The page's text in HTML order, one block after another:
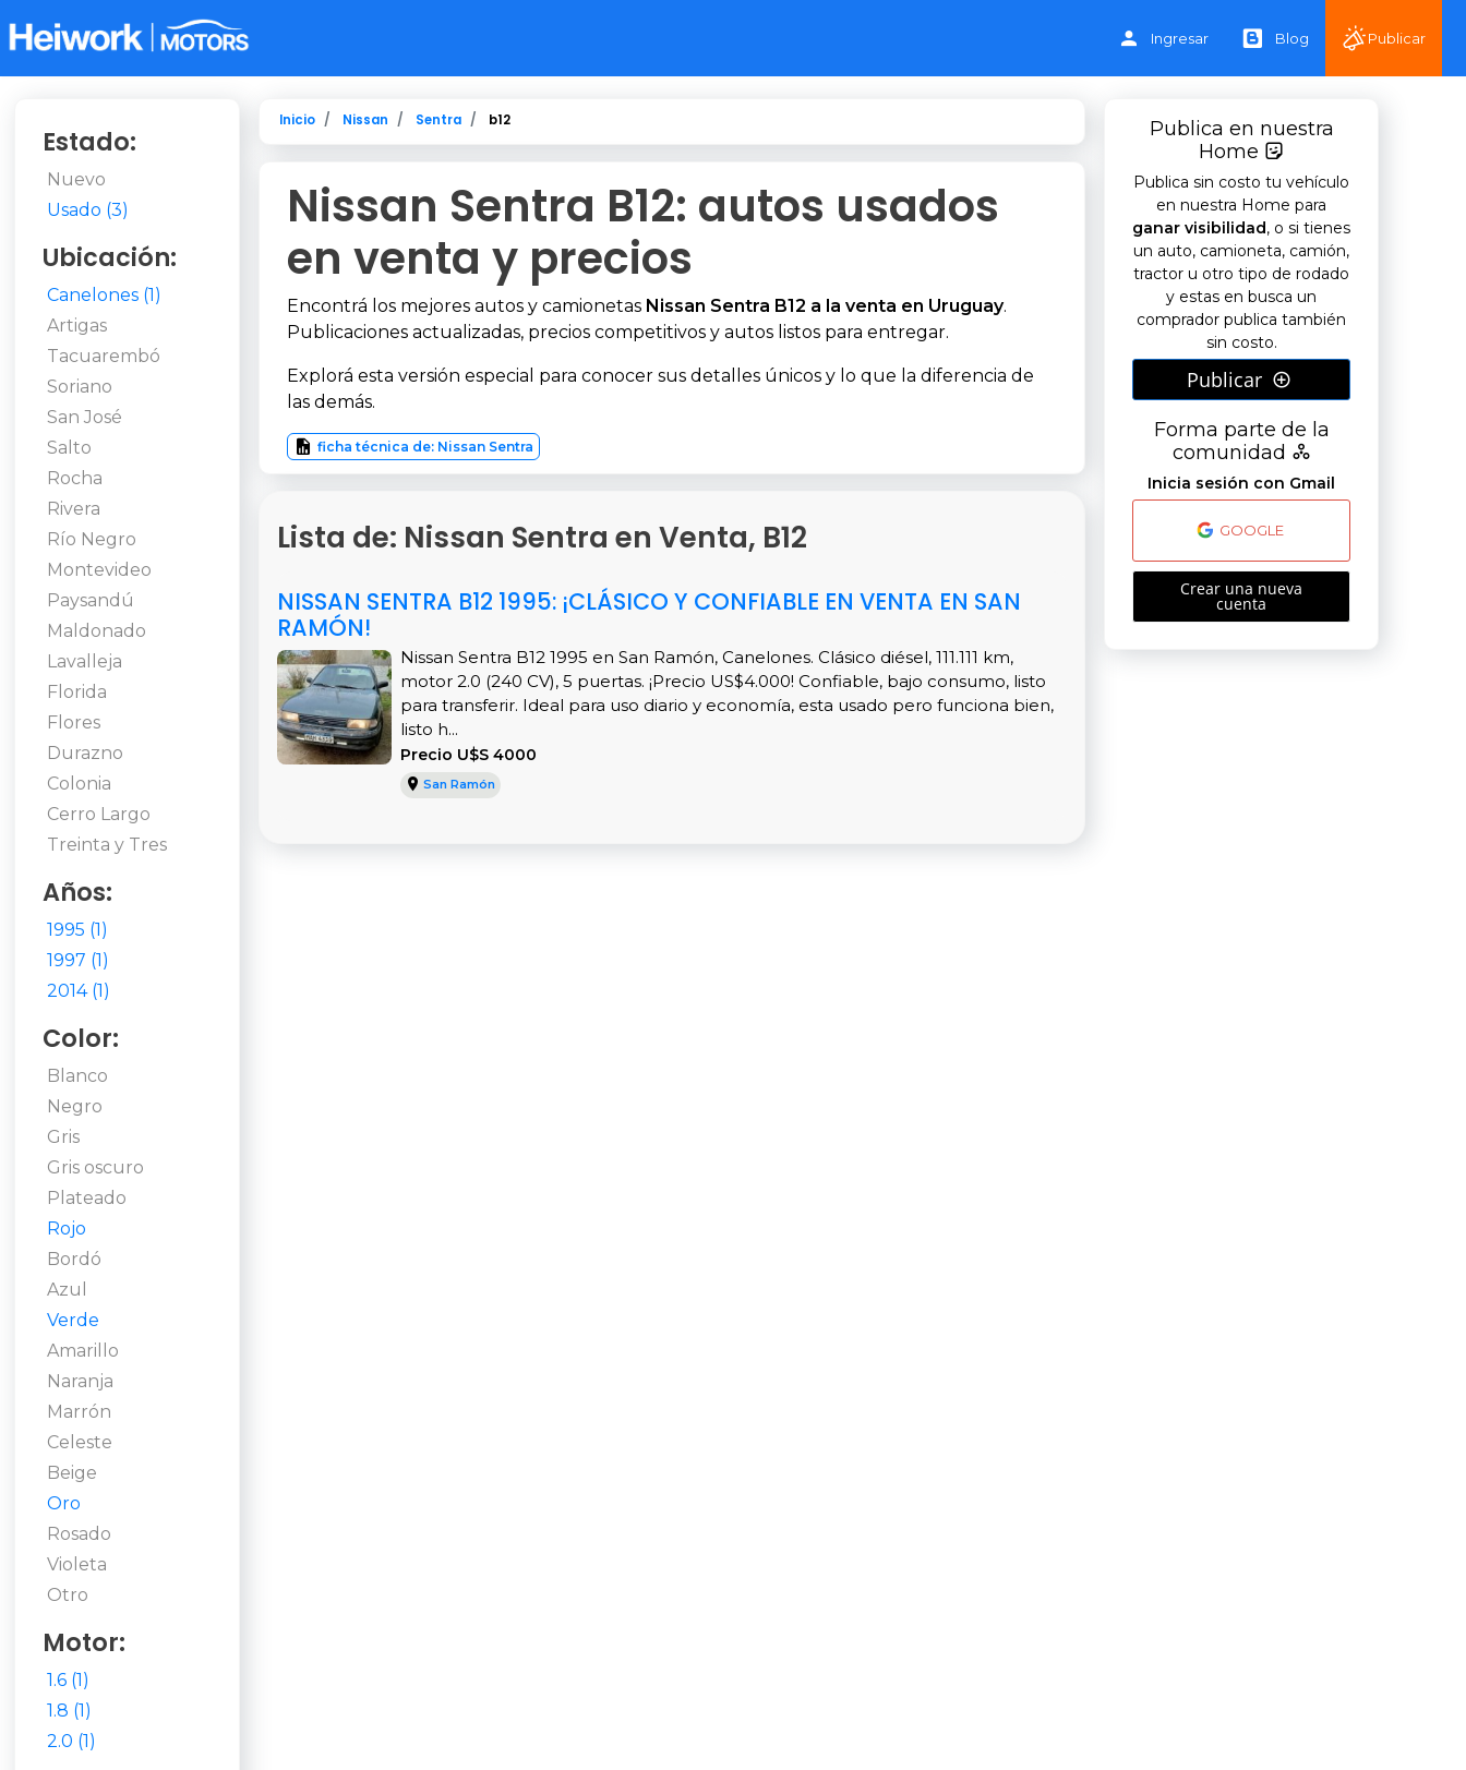
Ingresar Blog Publicar
Estado:
Nuevo
Usado (3)
Ubicación:
Canelones (1)
Artigas
Tacuarembó
Soriano
San José
Salto
Rocha
Rivera
Río Negro
Montevideo
Paysandú
Maldonado
Lavalleja
Florida
Flores
Durazno
Colonia
Cerro Largo
Treinta y Tres
Años:
1995 (1)
1997 (1)
2014 (1)
Color:
Blanco
Negro
Gris
Gris oscuro
Plateado
Rojo
Bordó
Azul
Verde
Amarillo
Naranja
Marrón
Celeste
Beige
Oro
Rosado
Violeta
Otro
Motor:
1.6 (1)
1.8 (1)
2.0 (1)
Inicio Nissan Sentra b12
Nissan Sentra B12: autos usados
en venta y precios
Encontrá los mejores autos y camionetas Nissan Sentra B12 a la venta en Uruguay.
Publicaciones actualizadas, precios competitivos y autos listos para entregar.
Explorá esta versión especial para conocer sus detalles únicos y lo que la diferencia de
las demás.
ficha técnica de: Nissan Sentra
Lista de: Nissan Sentra en Venta, B12
NISSAN SENTRA B12 1995: ¡CLÁSICO Y CONFIABLE EN VENTA EN SAN
RAMÓN!
Nissan Sentra B12 1995 en San Ramón, Canelones. Clásico diésel, 111.111 km,
motor 2.0 (240 CV), 5 puertas. ¡Precio US$4.000! Confiable, bajo consumo, listo
para transferir. Ideal para uso diario y economía, esta usado pero funciona bien,
listo h...
Precio U$S 4000
San Ramón
Publica en nuestra
Home
Publica sin costo tu vehículo
en nuestra Home para
ganar visibilidad, o si tienes
un auto, camioneta, camión,
tractor u otro tipo de rodado
y estas en busca un
comprador publica también
sin costo.
Publicar
Forma parte de la
comunidad
Inicia sesión con Gmail
GOOGLE
Crear una nueva
cuenta